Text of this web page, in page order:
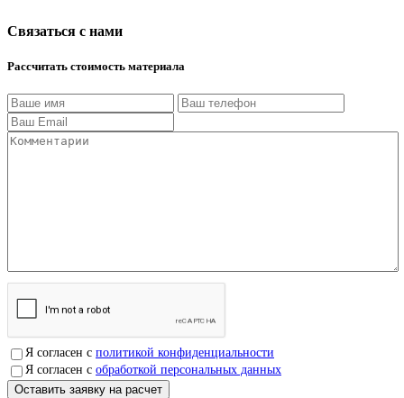
Связаться с нами
Рассчитать стоимость материала
Я согласен с политикой конфиденциальности
Я согласен с обработкой персональных данных